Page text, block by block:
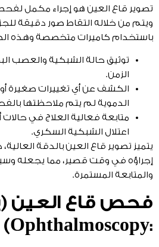
تصوير قاع العين هو إجراء مكمل
ويتم من خلاله التقاط صور دقيقة
باستخدام كاميرات متخصصة وهذه
توثيق حالة الشبكية والعصب
الزمن.
الكشف عن أي تغييرات صغيرة
الدموية لم يتم ملاحظتها
متابعة فعالية العلاج في
اعتلال الشبكية السكري.
يتميز تصوير قاع العين بالدقة
إجراؤه في وقت قصير، مما يجعله
والمتابعة المستمرة.
فحص قاع العين
:Ophthalmoscopy)